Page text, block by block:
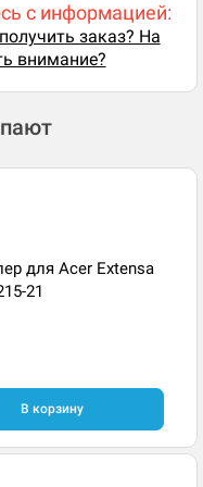
с информацией:
заказ? На
внимание?
для Acer Extensa
21
В корзину